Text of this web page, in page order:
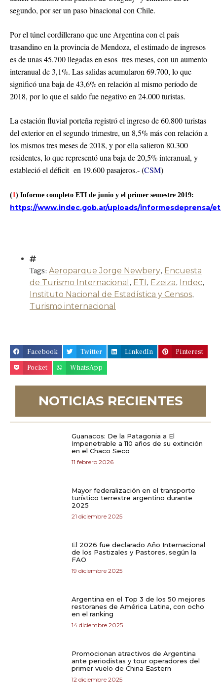
segundo, por ser un paso binacional con Chile.
Por el túnel cordillerano que une Argentina con el país
trasandino en la provincia de Mendoza, el estimado de ingresos
es de unas 45.700 llegadas en esos tres meses, con un aumento
interanual de 3,1%. Las salidas acumularon 69.700, lo que
significó una baja de 43,6% en relación al mismo período de
2018, por lo que el saldo fue negativo en 24.000 turistas.
La estación fluvial porteña registró el ingreso de 60.800 turistas
del exterior en el segundo trimestre, un 8,5% más con relación a
los mismos tres meses de 2018, y por ella salieron 80.300
residentes, lo que representó una baja de 20,5% interanual, y
estableció el déficit en 19.600 pasajeros.- (CSM)
(1) Informe completo ETI de junio y el primer semestre 2019:
https://www.indec.gob.ar/uploads/informesdeprensa/
Tags: Aeroparque Jorge Newbery, Encuesta
de Turismo Internacional , ETI, Ezeiza, Indec,
Instituto Nacional de Estadística y Censos,
Turismo internacional
Facebook Twitter LinkedIn
Pinterest
Pocket
WhatsApp
NOTICIAS RECIENTES
Guanacos: De la Patagonia a El
Impenetrable a 110 años de su extinción
en el Chaco Seco
11 febrero 2026
Mayor federalización en el transporte
turístico terrestre argentino durante
2025
21 diciembre 2025
El 2026 fue declarado Año Internacional
de los Pastizales y Pastores, según la
FAO
19 diciembre 2025
Argentina en el Top 3 de los 50 mejores
restoranes de América Latina, con ocho
en el ranking
14 diciembre 2025
Promocionan atractivos de Argentina
ante periodistas y tour operadores del
primer vuelo de China Eastern
12 diciembre 2025